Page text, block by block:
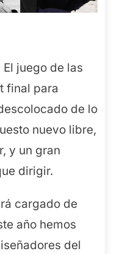
juego de las
final para
de lo
nuevo libre,
y un gran
dirigir.
cargado de
año hemos
del